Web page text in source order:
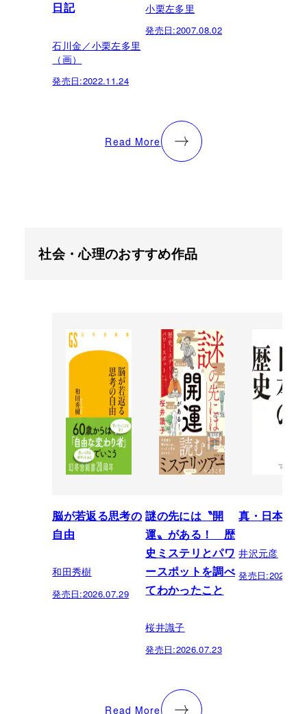
日記
石川金／小栗左多里
（画）
発売日:2022.11.24
小栗左多里
発売日:2007.08.02
Read More
社会・心理のおすすめ作品
脳が若返る思考の
自由
和田秀樹
発売日:2026.07.29
謎の先には〝開
運〟がある！ 歴
史ミステリとパワ
ースポットを調べ
てわかったこと
桜井識子
発売日:2026.07.23
真・日本の
井沢元彦
発売日:
Read More